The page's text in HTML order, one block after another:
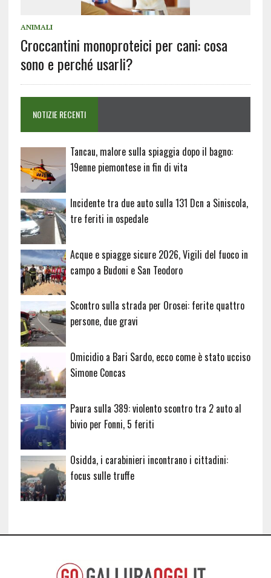
ANIMALI
Croccantini monoproteici per cani: cosa
sono e perché usarli?
NOTIZIE RECENTI
Tancau, malore sulla spiaggia dopo il bagno:
19enne piemontese in fin di vita
Incidente tra due auto sulla 131 Dcn a Siniscola,
tre feriti in ospedale
Acque e spiagge sicure 2026, Vigili del fuoco in
campo a Budoni e San Teodoro
Scontro sulla strada per Orosei: ferite quattro
persone, due gravi
Omicidio a Bari Sardo, ecco come è stato ucciso
Simone Concas
Paura sulla 389: violento scontro tra 2 auto al
bivio per Fonni, 5 feriti
Osidda, i carabinieri incontrano i cittadini:
focus sulle truffe